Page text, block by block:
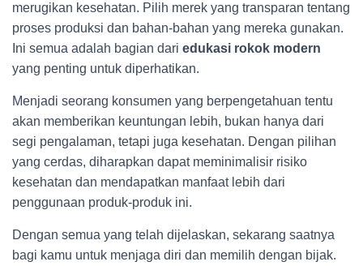
merugikan kesehatan. Pilih merek yang transparan tentang
proses produksi dan bahan-bahan yang mereka gunakan.
Ini semua adalah bagian dari edukasi rokok modern
yang penting untuk diperhatikan.
Menjadi seorang konsumen yang berpengetahuan tentu
akan memberikan keuntungan lebih, bukan hanya dari
segi pengalaman, tetapi juga kesehatan. Dengan pilihan
yang cerdas, diharapkan dapat meminimalisir risiko
kesehatan dan mendapatkan manfaat lebih dari
penggunaan produk-produk ini.
Dengan semua yang telah dijelaskan, sekarang saatnya
bagi kamu untuk menjaga diri dan memilih dengan bijak.